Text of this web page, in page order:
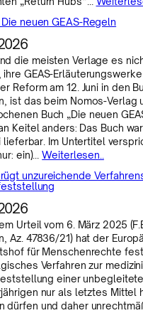
neuen GEAS-Regeln
die meisten Verlage es
ihre GEAS-
Reform am 12. Juni in den
ist das beim Nomos-Verlag
Buch „Die neuen
Keitel anders: Das Buch
lieferbar. Im Untertitel
ein)…Weiterlesen..
rügt unzureichende
Urteil vom 6. März 2025
Az. 47836/21) hat der
für Menschenrechte
Verfahren zur
einer
nur als letztes Mittel
dürfen und daher